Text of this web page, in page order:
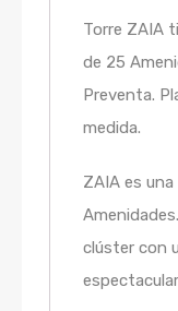
Torre ZAIA
de 25
Preventa.
medida.
ZAIA es
clúster con